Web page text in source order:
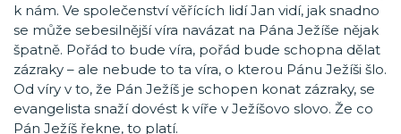
k nám. Ve společenství věřících lidí Jan vidí, jak snadno
se může sebesilnější víra navázat na Pána Ježíše nějak
špatně. Pořád to bude víra, pořád bude schopna dělat
zázraky – ale nebude to ta víra, o kterou Pánu Ježíši šlo.
Od víry v to, že Pán Ježíš je schopen konat zázraky, se
evangelista snaží dovést k víře v Ježíšovo slovo. Že co
Pán Ježíš řekne, to platí.